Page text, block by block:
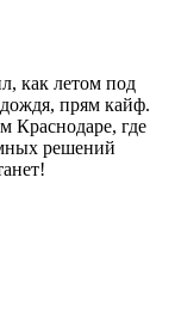
как летом под
прям кайф.
Краснодаре, где
решений